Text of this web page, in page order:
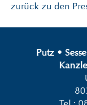
zurück zu den
Putz •